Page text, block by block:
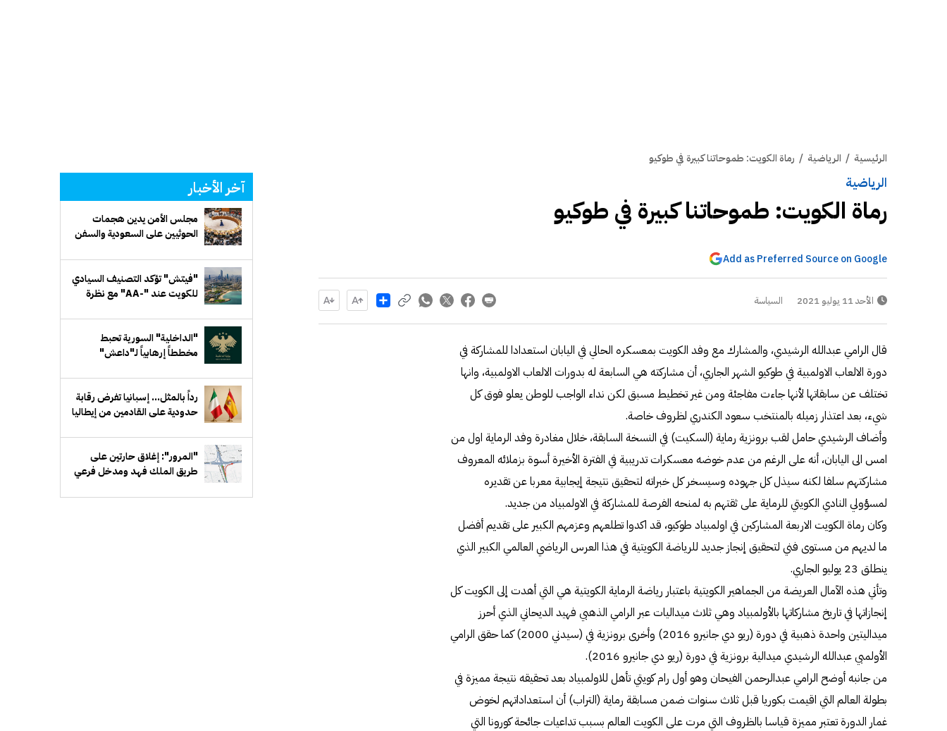
الرئيسية / الرياضية / رماة الكويت: طموحاتنا كبيرة في طوكيو
الرياضية
رماة الكويت: طموحاتنا كبيرة في طوكيو
Add as Preferred Source on Google
الأحد 11 يوليو 2021 السياسة Share
قال الرامي عبدالله الرشيدي، والمشارك مع وفد الكويت بمعسكره الحالي في اليابان استعدادا للمشاركة في
دورة الالعاب الاولمبية في طوكيو الشهر الجاري، أن مشاركته هي السابعة له بدورات الالعاب الاولمبية، وانها
تختلف عن سابقاتها لأنها جاءت مفاجئة ومن غير تخطيط مسبق لكن نداء الواجب للوطن يعلو فوق كل
شيء، بعد اعتذار زميله بالمنتخب سعود الكندري لظروف خاصة.
وأضاف الرشيدي حامل لقب برونزية رماية (السكيت) في النسخة السابقة، خلال مغادرة وفد الرماية اول من
امس الى اليابان، أنه على الرغم من عدم خوضه معسكرات تدريبية في الفترة الأخيرة أسوة بزملائه المعروف
مشاركتهم سلفا لكنه سيذل كل جهوده وسيسخر كل خبراته لتحقيق نتيجة إيجابية معربا عن تقديره
لمسؤولي النادي الكويتي للرماية على ثقتهم به لمنحه الفرصة للمشاركة في الاولمبياد من جديد.
وكان رماة الكويت الاربعة المشاركين في اولمبياد طوكيو، قد اكدوا تطلعهم وعزمهم الكبير على تقديم أفضل
ما لديهم من مستوى فني لتحقيق إنجاز جديد للرياضة الكويتية في هذا العرس الرياضي العالمي الكبير الذي
ينطلق 23 يوليو الجاري.
وتأتي هذه الآمال العريضة من الجماهير الكويتية باعتبار رياضة الرماية الكويتية هي التي أهدت إلى الكويت كل
إنجازاتها في تاريخ مشاركاتها بالأولمبياد وهي ثلاث ميداليات عبر الرامي الذهبي فهيد الديحاني الذي أحرز
ميداليتين واحدة ذهبية في دورة (ريو دي جانيرو 2016) وأخرى برونزية في (سيدني 2000) كما حقق الرامي
الأولمبي عبدالله الرشيدي ميدالية برونزية في دورة (ريو دي جانيرو 2016).
من جانبه أوضح الرامي عبدالرحمن الفيحان وهو أول رام كويتي تأهل للاولمبياد بعد تحقيقه نتيجة مميزة في
بطولة العالم التي اقيمت بكوريا قبل ثلاث سنوات ضمن مسابقة رماية (التراب) أن استعداداتهم لخوض
غمار الدورة تعتبر مميزة قياسا بالظروف التي مرت على الكويت العالم بسبب تداعيات جائحة كورونا التي
آخر الأخبار
مجلس الأمن يدين هجمات
الحوثيين على السعودية والسفن
"فيتش" تؤكد التصنيف السيادي
للكويت عند "-AA" مع نظرة
"الداخلية" السورية تحبط
مخططاً إرهابياً لـ"داعش"
دمشق
رداً بالمثل... إسبانيا تفرض رقابة
حدودية على القادمين من إيطاليا
"المرور": إغلاق حارتين على
طريق الملك فهد ومدخل فرعي